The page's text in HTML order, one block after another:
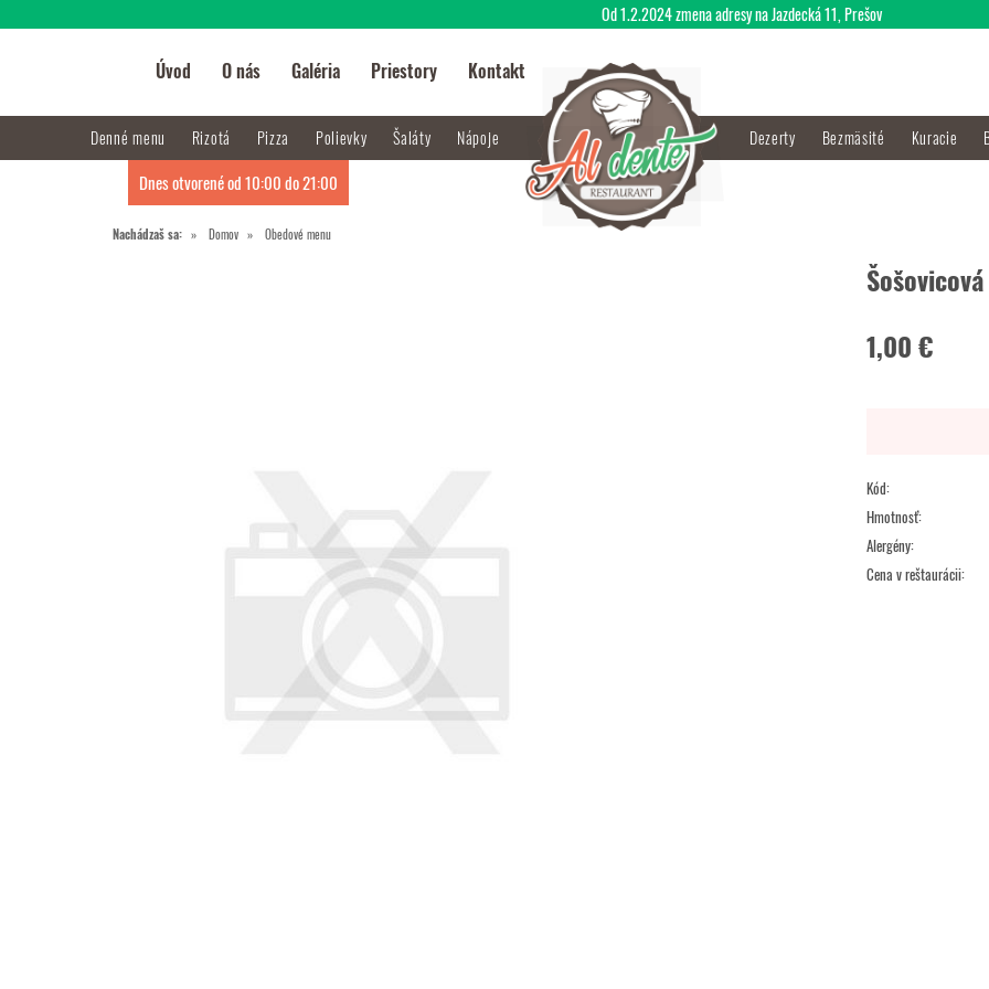
Nachádzaš sa: Domov Obedové menu
1,00 €
Kód:
Hmotnosť:
Alergény:
Cena v reštaurácii:
Úvod O nás Galéria Priestory Kontakt
Denné menu Rizotá Pizza Polievky Šaláty Nápoje Dezerty Bezmäsité Kuracie
Dnes otvorené od 10:00 do 21:00
Od 1.2.2024 zmena adresy na Jazdecká 11, Prešov